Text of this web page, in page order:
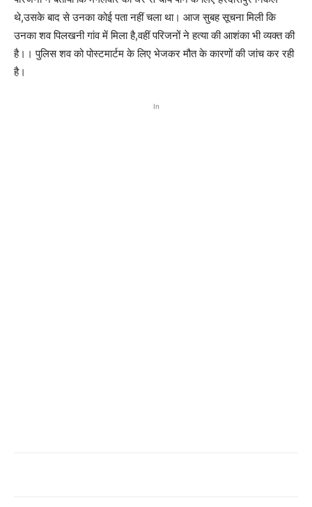
थे,उसके बाद से उनका कोई पता नहीं चला था। आज सुबह सूचना मिली कि
उनका शव पिलखनी गांव में मिला है,वहीं परिजनों ने हत्या की आशंका भी व्यक्त की
है।। पुलिस शव को पोस्टमार्टम के लिए भेजकर मौत के कारणों की जांच कर रही
है।
In